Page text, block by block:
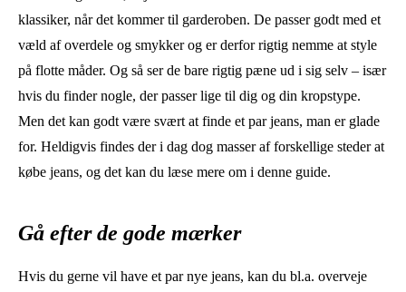
klassiker, når det kommer til garderoben. De passer godt med et
væld af overdele og smykker og er derfor rigtig nemme at style
på flotte måder. Og så ser de bare rigtig pæne ud i sig selv – især
hvis du finder nogle, der passer lige til dig og din kropstype.
Men det kan godt være svært at finde et par jeans, man er glade
for. Heldigvis findes der i dag dog masser af forskellige steder at
købe jeans, og det kan du læse mere om i denne guide.
Gå efter de gode mærker
Hvis du gerne vil have et par nye jeans, kan du bl.a. overveje